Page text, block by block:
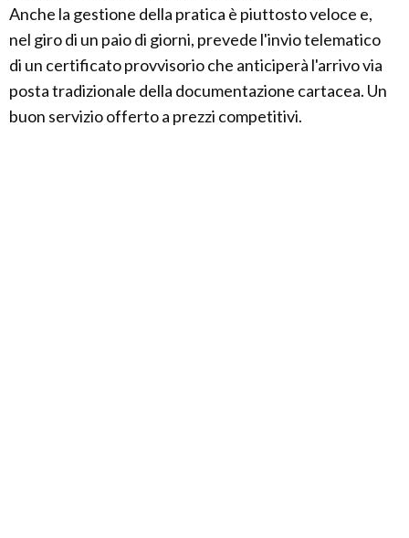
Anche la gestione della pratica è piuttosto veloce e,
nel giro di un paio di giorni, prevede l'invio telematico
di un certificato provvisorio che anticiperà l'arrivo via
posta tradizionale della documentazione cartacea. Un
buon servizio offerto a prezzi competitivi.